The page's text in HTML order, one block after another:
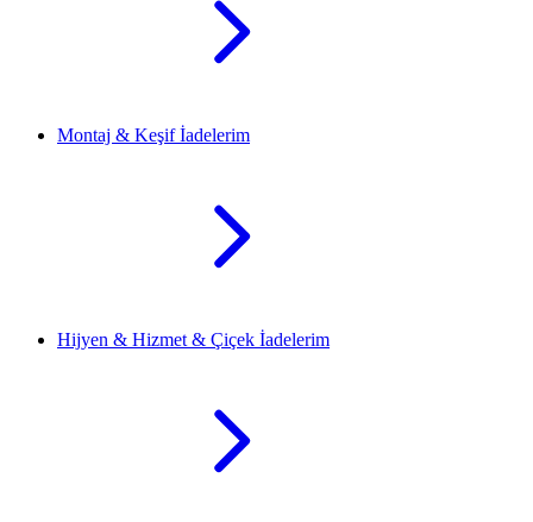
Montaj & Keşif İadelerim
Hijyen & Hizmet & Çiçek İadelerim